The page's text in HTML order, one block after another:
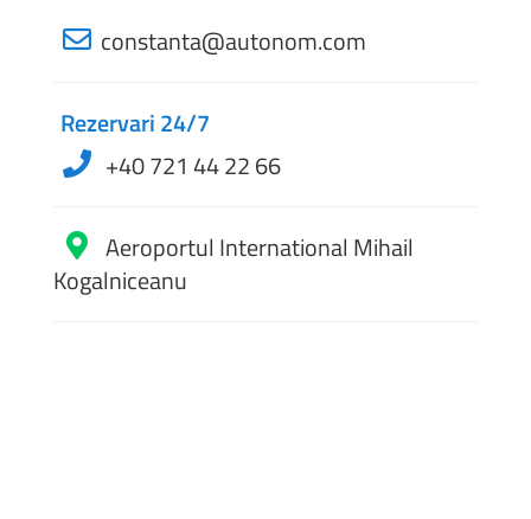
constanta@autonom.com
Rezervari 24/7
+40 721 44 22 66
Aeroportul International Mihail
Kogalniceanu